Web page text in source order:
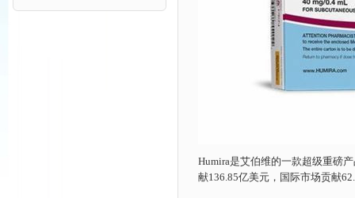
Humira是艾伯维的一款超级重磅
献136.85亿美元，国际市场贡献